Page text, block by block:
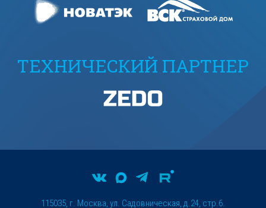
ТЕХНИЧЕСКИЙ ПАРТНЕР
115035, г. Москва, ул. Садовническая, д.24, стр.6.